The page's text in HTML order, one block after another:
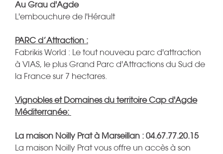
Au Grau d'Agde
L'embouchure de l'Hérault
PARC d’Attraction :
Fabrikis World : Le tout nouveau parc d'attraction
à VIAS, le plus Grand Parc d'Attractions du Sud de
la France sur 7 hectares.
Vignobles et Domaines du territoire Cap d'Agde
Méditerranée:
La maison Noilly Prat à Marseillan : 04.67.77.20.15
La maison Noilly Prat vous offre un accès à son